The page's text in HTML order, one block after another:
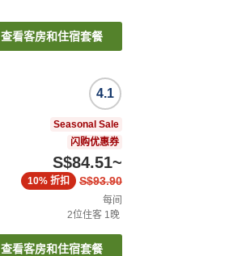
查看客房和住宿套餐
4.1
Seasonal Sale
闪购优惠券
S$84.51~
S$93.90
10% 折扣
每间
2位住客 1晚
查看客房和住宿套餐